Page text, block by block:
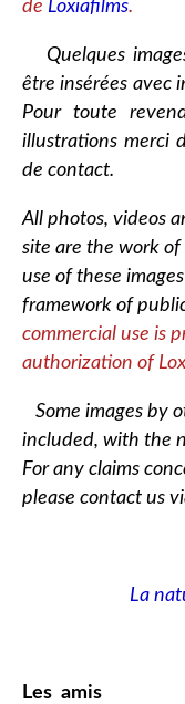
de Loxiafilms.
Quelques
être insérées avec
Pour toute
illustrations merci
de contact.
All photos, videos
site are the work of
use of these
framework of
commercial use is
authorization of
Some images by
included, with the
For any claims
please contact us
La
Les amis